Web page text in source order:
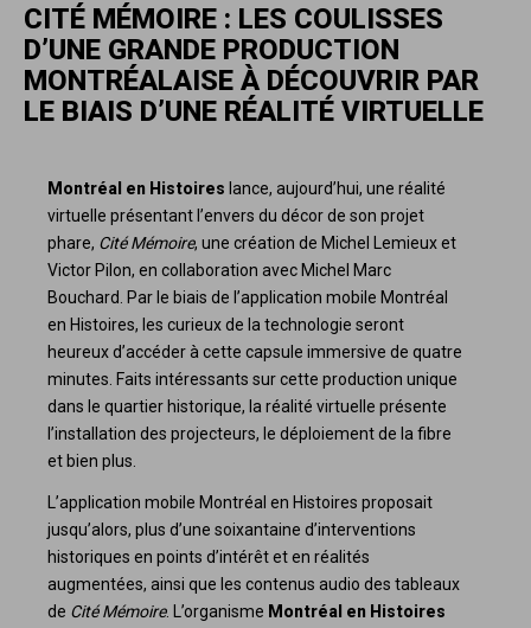
CITÉ MÉMOIRE : LES COULISSES
D’UNE GRANDE PRODUCTION
MONTRÉALAISE À DÉCOUVRIR PAR
LE BIAIS D’UNE RÉALITÉ VIRTUELLE
Montréal en Histoires lance, aujourd’hui, une réalité
virtuelle présentant l’envers du décor de son projet
phare, Cité Mémoire, une création de Michel Lemieux et
Victor Pilon, en collaboration avec Michel Marc
Bouchard. Par le biais de l’application mobile Montréal
en Histoires, les curieux de la technologie seront
heureux d’accéder à cette capsule immersive de quatre
minutes. Faits intéressants sur cette production unique
dans le quartier historique, la réalité virtuelle présente
l’installation des projecteurs, le déploiement de la fibre
et bien plus.
L’application mobile Montréal en Histoires proposait
jusqu’alors, plus d’une soixantaine d’interventions
historiques en points d’intérêt et en réalités
augmentées, ainsi que les contenus audio des tableaux
de Cité Mémoire. L’organisme Montréal en Histoires